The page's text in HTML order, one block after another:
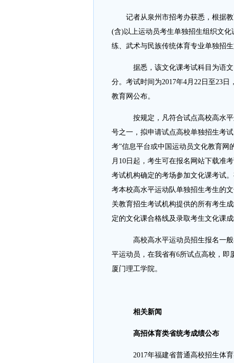
记者从泉州市招考办获悉，根据教
(含)以上运动员考生单独招生组织文
练、武术与民族传统体育专业单独招生
据悉，该文化课考试科目为语文、
分。考试时间为2017年4月22日至23
教育网公布。
按规定，凡符合试点高校高水平
号之一，拟申请试点高校单独招生考
考”信息平台或中国运动员文化教育网
月10日起，考生可在报名网站下载准
考试机构确定的考场参加文化课考试
考本校高水平运动队单独招生考生的
关教育招生考试机构提供的所有考生
定的文化课合格线及录取考生文化课
高校高水平运动员招生报名一般在
平运动员，在我省有6所试点高校，即
厦门理工学院。
相关新闻
高招体育类省统考成绩公布
2017年福建省普通高校招生体育